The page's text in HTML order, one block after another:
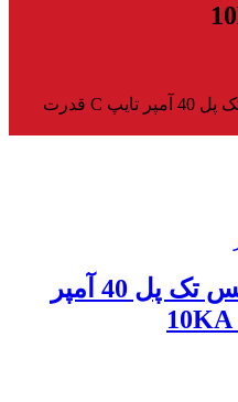
خرید کلید مینیاتوری زیمنس تک پل 40 آمپر تایپ C قدرت
کلید مینیاتوری زیمنس تک پل 40 آمپر